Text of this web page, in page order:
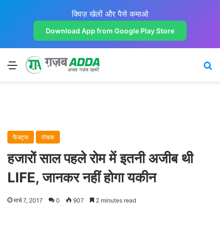
क्विज़ खेलों और पैसे कमाओ
Download App from Google Play Store
Menu
फैक्ट्स रोचक
हजारों साल पहले रोम में इतनी अजीब थी
LIFE, जानकर नहीं होगा यकीन
मार्च 7, 2017 0 907 2 minutes read